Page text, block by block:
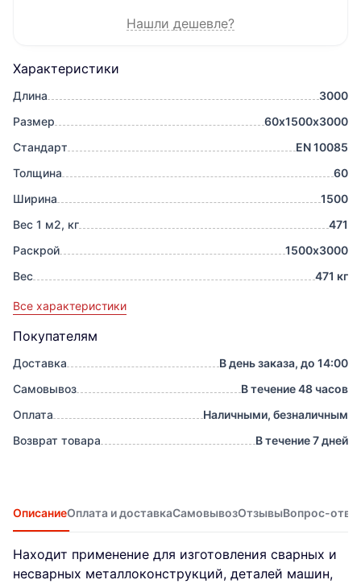
Характеристики
Длина
3000
Размер
60х1500х3000
Стандарт
EN 10085
Толщина
60
Ширина
1500
Вес 1 м2, кг
471
Раскрой
1500х3000
Вес
471 кг
Все характеристики
Покупателям
Доставка
В день заказа, до 14:00
Самовывоз
В течение 48 часов
Оплата
Наличными, безналичным
Возврат товара
В течение 7 дней
Нашли дешевле?
ОписаниеОплата и доставкаСамовывозОтзывыВопрос-
Находит применение для изготовления сварных и
несварных металлоконструкций, деталей машин,